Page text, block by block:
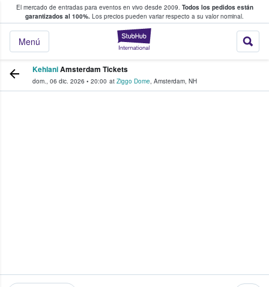
El mercado de entradas para eventos en vivo desde 2009. Todos los pedidos están
garantizados al 100%. Los precios pueden variar respecto a su valor nominal.
StubHub:
Menú
y venta de entradas entre fans
KehlaniAmsterdam Tickets
dom., 06 dic. 2026 • 20:00 at Ziggo Dome, Amsterdam, NH